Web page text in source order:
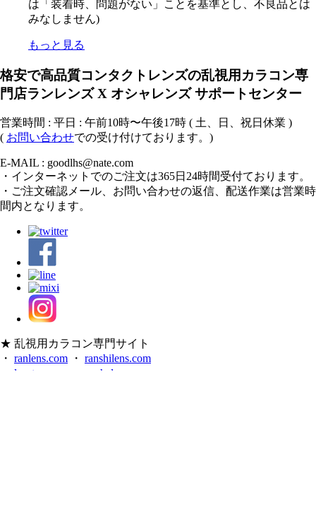
は「装着時、問題がない」ことを基準とし、不良品とは
みなしません)
もっと見る
格安で高品質コンタクトレンズの乱視用カラコン専
門店ランレンズ X オシャレンズ サポートセンター
営業時間 : 平日 : 午前10時〜午後17時 ( 土、日、祝日休業 )
( お問い合わせでの受け付けております。)
E-MAIL : goodlhs@nate.com
・インターネットでのご注文は365日24時間受付ております。
・ご注文確認メール、お問い合わせの返信、配送作業は営業時
間内となります。
★ 乱視用カラコン専門サイト
・ ranlens.com ・ ranshilens.com
lenstomo.com oshalens.com